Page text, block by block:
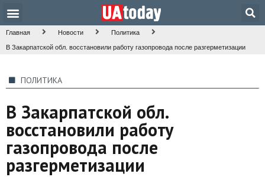
Главная Новости Политика
В Закарпатской обл. восстановили работу газопровода после разгерметизации
ПОЛИТИКА
В Закарпатской обл.
восстановили работу
газопровода после
разгерметизации